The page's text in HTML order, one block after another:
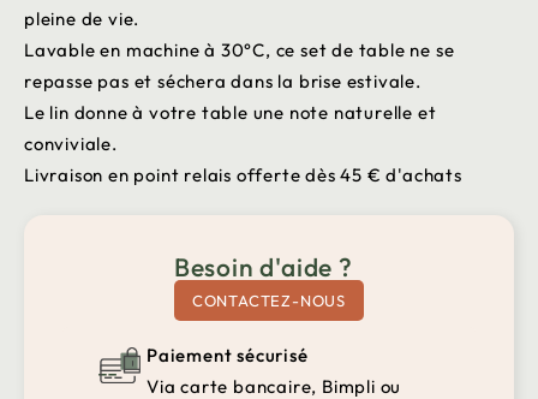
pleine de vie.
Lavable en machine à 30°C, ce set de table ne se
repasse pas et séchera dans la brise estivale.
Le lin donne à votre table une note naturelle et
conviviale.
Livraison en point relais offerte dès 45 € d'achats
Besoin d'aide ?
CONTACTEZ-NOUS
Paiement sécurisé
Via carte bancaire, Bimpli ou